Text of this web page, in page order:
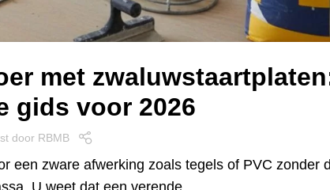
met
gids voor 2026
door RBMB
een zware afwerking zoals tegels of PVC zonder